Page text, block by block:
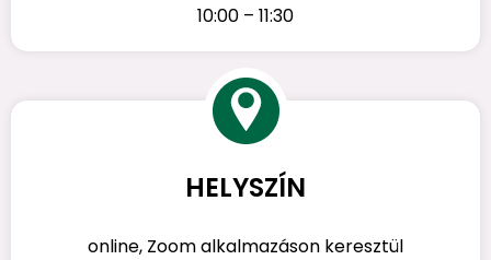
10:00 – 11:30
HELYSZÍN
online, Zoom alkalmazáson keresztül